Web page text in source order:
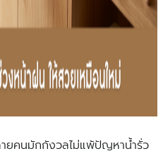
ยคนมักกังวลไม่แพ้ปัญหาน้ำรั่ว